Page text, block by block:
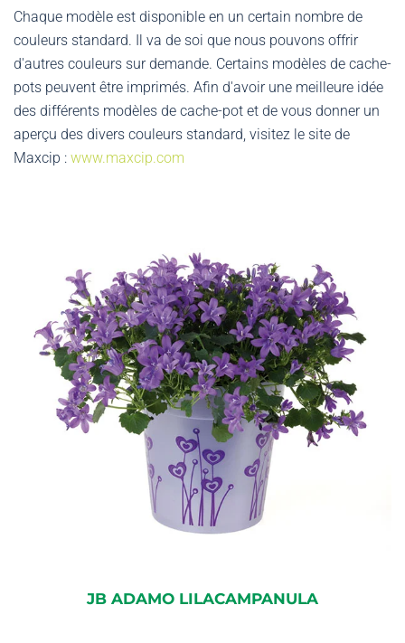
Chaque modèle est disponible en un certain nombre de
couleurs standard. Il va de soi que nous pouvons offrir
d'autres couleurs sur demande. Certains modèles de cache-
pots peuvent être imprimés. Afin d'avoir une meilleure idée
des différents modèles de cache-pot et de vous donner un
aperçu des divers couleurs standard, visitez le site de
Maxcip : www.maxcip.com
JB ADAMO LILACAMPANULA